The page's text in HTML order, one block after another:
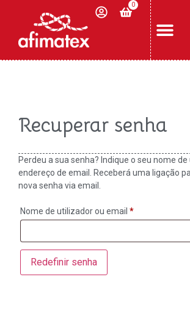
0
Recuperar senha
Perdeu a sua senha? Indique o seu nome
endereço de email. Receberá uma ligação
nova senha via email.
Nome de utilizador ou email *
Redefinir senha